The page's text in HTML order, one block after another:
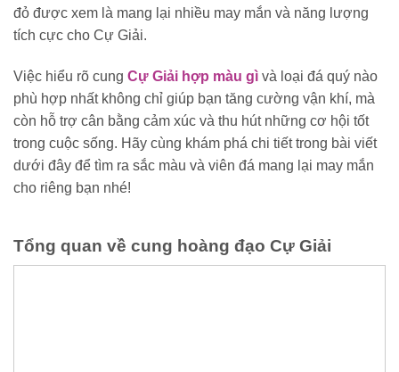
đỏ được xem là mang lại nhiều may mắn và năng lượng
tích cực cho Cự Giải.
Việc hiểu rõ cung Cự Giải hợp màu gì và loại đá quý nào
phù hợp nhất không chỉ giúp bạn tăng cường vận khí, mà
còn hỗ trợ cân bằng cảm xúc và thu hút những cơ hội tốt
trong cuộc sống. Hãy cùng khám phá chi tiết trong bài viết
dưới đây để tìm ra sắc màu và viên đá mang lại may mắn
cho riêng bạn nhé!
Tổng quan về cung hoàng đạo Cự Giải